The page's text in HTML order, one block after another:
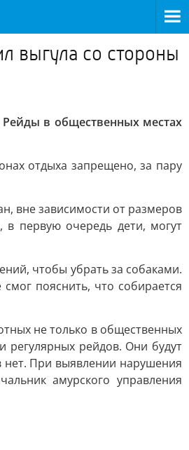
выгула со стороны
в общественных местах
отдыха запрещено, за пару
вне зависимости от размеров
первую очередь дети, могут
чтобы убрать за собаками.
пояснить, что собирается
не только в общественных
регулярных рейдов. Они будут
нет. При выявлении нарушения
амурского управления